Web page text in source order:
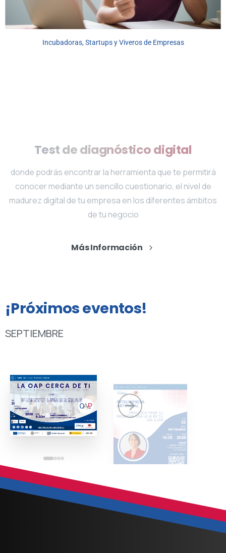
Incubadoras, Startups y Viveros de Empresas
Testdediagnósticodigital
donde podrás encontrar la herramienta que te permitirá
conocer mediante un sencillo cuestionario, el nivel de
madurez digital de tu empresa en los diferentes ámbitos
de tu negocio
Más Información
¡Próximoseventos!
SEPTIEMBRE